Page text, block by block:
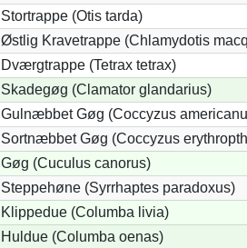
Stortrappe (Otis tarda)
Østlig Kravetrappe (Chlamydotis
Dværgtrappe (Tetrax tetrax)
Skadegøg (Clamator glandarius)
Gulnæbbet Gøg (Coccyzus
Sortnæbbet Gøg (Coccyzus
Gøg (Cuculus canorus)
Steppehøne (Syrrhaptes paradoxus)
Klippedue (Columba livia)
Huldue (Columba oenas)